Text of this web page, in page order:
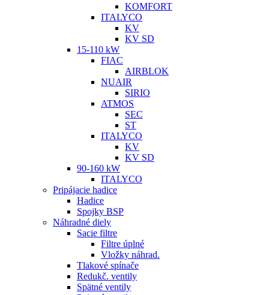
KOMFORT
ITALYCO
KV
KV SD
15-110 kW
FIAC
AIRBLOK
NUAIR
SIRIO
ATMOS
SEC
ST
ITALYCO
KV
KV SD
90-160 kW
ITALYCO
Pripájacie hadice
Hadice
Spojky BSP
Náhradné diely
Sacie filtre
Filtre úplné
Vložky náhrad.
Tlakové spínače
Redukč. ventily
Spätné ventily